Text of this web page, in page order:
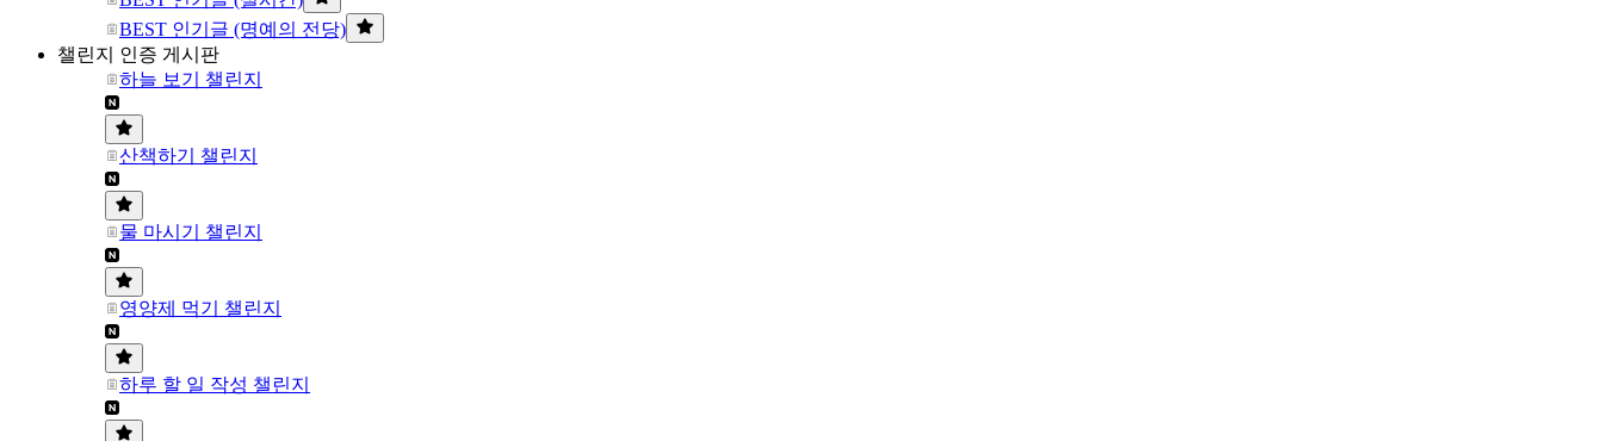
BEST 인기글 (명예의 전당)
챌린지 인증 게시판
하늘 보기 챌린지
산책하기 챌린지
물 마시기 챌린지
영양제 먹기 챌린지
하루 할 일 작성 챌린지